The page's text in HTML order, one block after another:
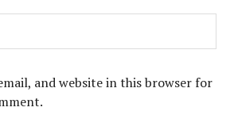
and website in this browser for